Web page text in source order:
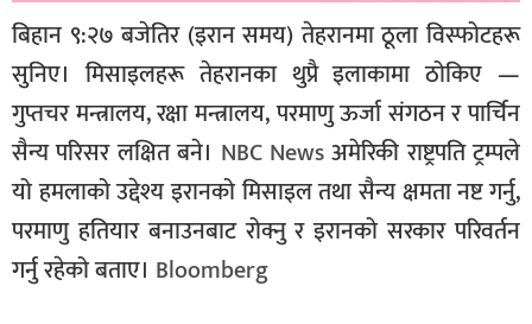
बिहान ९:२७ बजेतिर (इरान समय) तेहरानमा ठूला विस्फोटहरू
सुनिए। मिसाइलहरू तेहरानका थुप्रै इलाकामा ठोकिए —
गुप्तचर मन्त्रालय, रक्षा मन्त्रालय, परमाणु ऊर्जा संगठन र पार्चिन
सैन्य परिसर लक्षित बने। NBC Newsअमेरिकी राष्ट्रपति ट्रम्पले
यो हमलाको उद्देश्य इरानको मिसाइल तथा सैन्य क्षमता नष्ट गर्नु,
परमाणु हतियार बनाउनबाट रोक्नु र इरानको सरकार परिवर्तन
गर्नु रहेको बताए। Bloomberg